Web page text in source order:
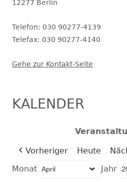
12277 Berlin
Telefon: 030 90277-4139
Telefax: 030 90277-4140
Gehe zur Kontakt-Seite
KALENDER
Vorheriger Heute
Monat
Jahr